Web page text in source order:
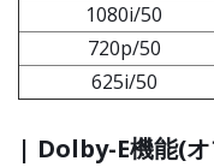
1080i/50
720p/50
625i/50
| Dolby-E機能(